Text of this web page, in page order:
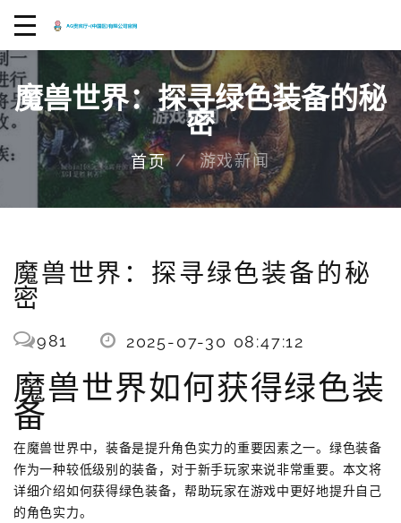
魔兽世界：探寻绿色装备的秘
密
首页 游戏新闻
魔兽世界：探寻绿色装备的秘
密
981 2025-07-30 08:47:12
魔兽世界如何获得绿色装
备
在魔兽世界中，装备是提升角色实力的重要因素之一。绿色装备
作为一种较低级别的装备，对于新手玩家来说非常重要。本文将
详细介绍如何获得绿色装备，帮助玩家在游戏中更好地提升自己
的角色实力。